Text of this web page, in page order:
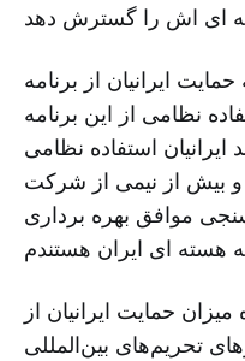
ایرانیان از برنامه
نظامی از این برنامه
آید. نزدیک به ۳۴ درصد ایرانیان استفاده نظامی
و بیش از نیمی از شرکت
موافق بهره برداری
حمایت ایرانیان از
تحریم‌های بین‌المللی